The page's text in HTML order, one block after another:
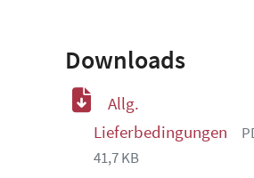
Downloads
Allg.
Lieferbedingungen
41,7 KB